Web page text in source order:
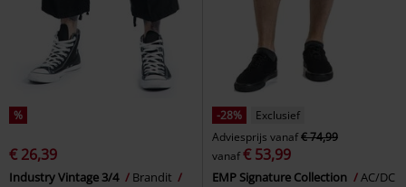
%
€ 26,39
Industry Vintage 3/4
Brandit
-28%
Exclusief
Adviesprijs vanaf€ 74,99
vanaf€ 53,99
EMP Signature Collection
AC/DC